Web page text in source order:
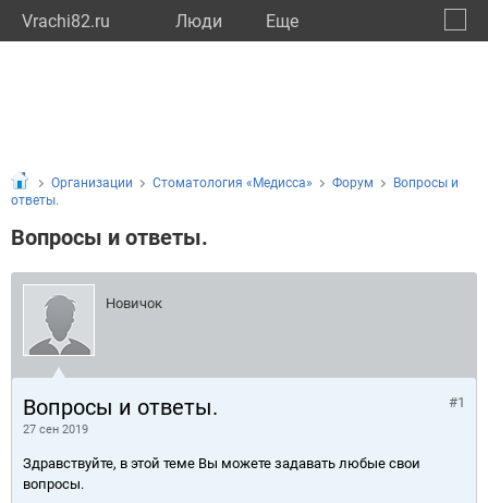
Vrachi82.ru Люди Eще
Организации Стоматология «Медисса» Форум
Вопросы и
ответы.
Вопросы и ответы.
Новичок
Вопросы и ответы.
27 сен 2019
#1
Здравствуйте, в этой теме Вы можете задавать любые свои
вопросы.